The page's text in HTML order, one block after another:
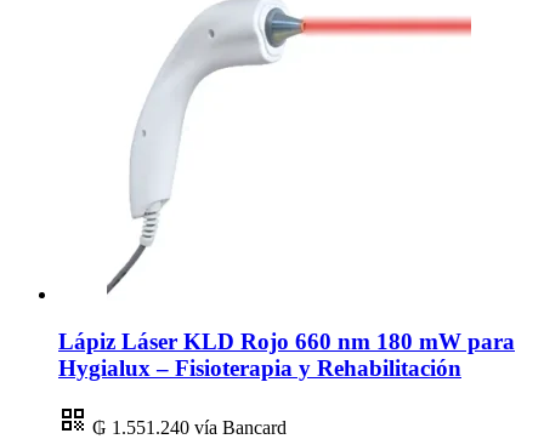
Lápiz Láser KLD Rojo 660 nm 180 mW para
Hygialux – Fisioterapia y Rehabilitación
₲ 1.551.240 vía Bancard